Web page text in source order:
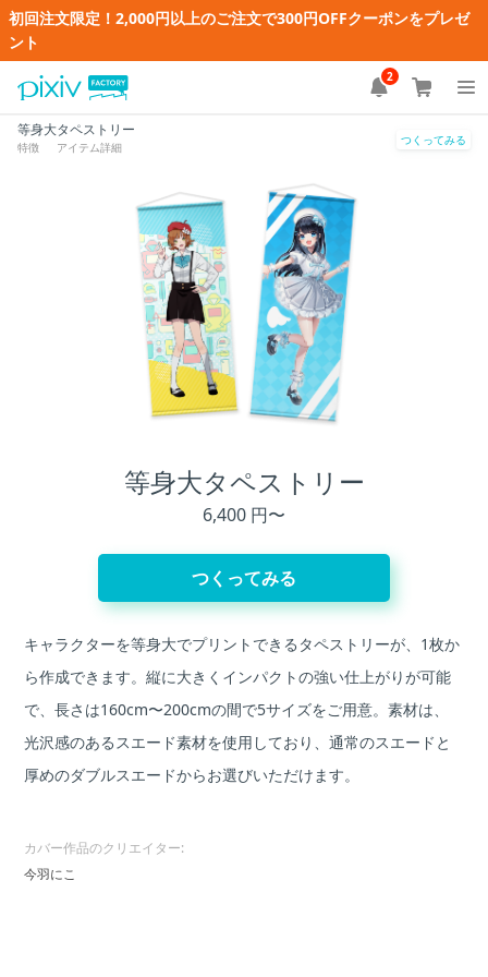
初回注文限定！2,000円以上のご注文で300円OFFクーポンをプレゼ
ント
2
等身大タペストリー
特徴 アイテム詳細
つくってみる
等身大タペストリー
キャラクターを等身大でプリントできるタペストリーが、1枚か
ら作成できます。縦に大きくインパクトの強い仕上がりが可能
で、長さは160cm〜200cmの間で5サイズをご用意。素材は、
光沢感のあるスエード素材を使用しており、通常のスエードと
厚めのダブルスエードからお選びいただけます。
6,400 円〜
つくってみる
カバー作品のクリエイター:
今羽にこ